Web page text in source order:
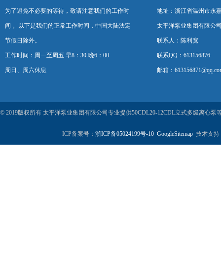
为了避免不必要的等待，敬请注意我们的工作时
间 。以下是我们的正常工作时间，中国大陆法定
节假日除外。
工作时间：周一至周五 早8：30-晚6：00
周日、周六休息
地址：浙江省温州市永
太平洋泵业集团有限公
联系人：陈利宽
联系QQ：613156876
邮箱：
© 2019版权所有 太平洋泵业集团有限公司专业提供50CDL20-12CDL立式多级离心泵
ICP备案号： 浙ICP备05024199号-10 GoogleSitemap 技术支持